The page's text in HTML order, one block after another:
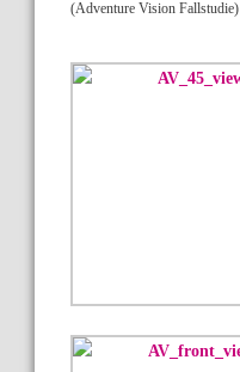
(Adventure Vision Fallstudie)